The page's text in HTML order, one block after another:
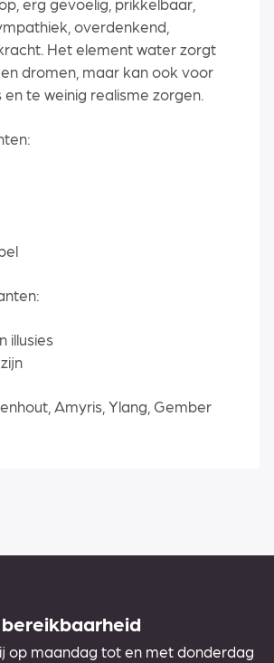
overdenkend,
Het element water zorgt
dromen, maar kan ook voor
en te weinig realisme zorgen.
illusies
Amyris, Ylang, Gember
op maandag tot en met donderdag